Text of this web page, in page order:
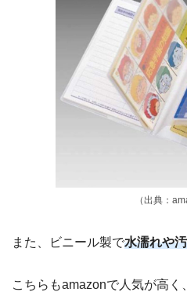
（出典：
また、ビニール製で水濡れや
こちらもamazonで人気が高く、